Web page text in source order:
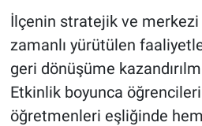
İlçenin stratejik ve merkezi
zamanlı yürütülen
geri dönüşüme
Etkinlik boyunca
öğretmenleri eşliğinde